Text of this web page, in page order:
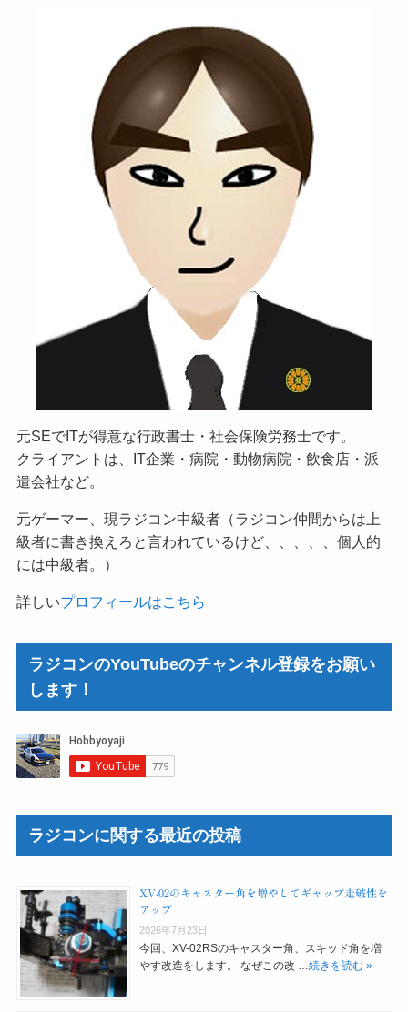
元SEでITが得意な行政書士・社会保険労務士です。
クライアントは、IT企業・病院・動物病院・飲食店・派
遣会社など。
元ゲーマー、現ラジコン中級者（ラジコン仲間からは上
級者に書き換えろと言われているけど、、、、、個人的
には中級者。）
詳しいプロフィールはこちら
ラジコンのYouTubeのチャンネル登録をお願い
します！
ラジコンに関する最近の投稿
XV-02のキャスター角を増やしてギャップ走破性を
アップ
2026年7月23日
今回、XV-02RSのキャスター角、スキッド角を増
やす改造をします。 なぜこの改 …続きを読む »